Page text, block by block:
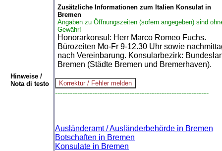
Hinweise /
Nota di testo
Zusätzliche Informationen zum Italien Konsulat in
Bremen
Angaben zu Öffnungszeiten (sofern angegeben) sind
Gewähr!
Honorarkonsul: Herr Marco Romeo Fuchs.
Bürozeiten Mo-Fr 9-12.30 Uhr sowie
nach Vereinbarung. Konsularbezirk:
Bremen (Städte Bremen und Bremerhaven).
--------------------------------------------------------------
Ausländeramt / Ausländerbehörde in Bremen
Botschaften in Bremen
Konsulate in Bremen